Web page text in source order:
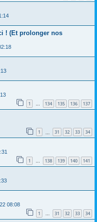
! (Et prolonger nos
1 … 134 135 136 137
1 31 32 33 34
1 … 138 139 140 141
08:08
1 … 31 32 33 34